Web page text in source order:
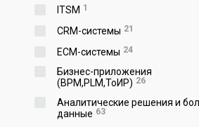
ITSM 1
CRM-системы 21
ECM-системы 24
Бизнес-приложения
(BPM,PLM,ToИР) 26
Аналитические решения и
данные 63